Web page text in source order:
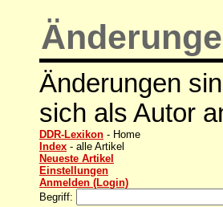
Änderungen
sich als Autor
DDR-Lexikon - Home
Index - alle Artikel
Neueste Artikel
Einstellungen
Anmelden (Login)
Begriff: